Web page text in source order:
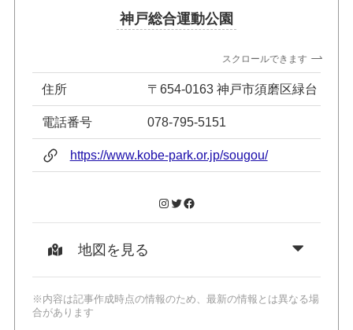
神戸総合運動公園
スクロールできます
住所 〒654-0163 神戸市須磨区緑台
電話番号 078-795-5151
https://www.kobe-park.or.jp/sougou/
Instagram
Twitter
Facebook
地図を見る
※内容は記事作成時点の情報のため、最新の情報とは異なる場
合があります